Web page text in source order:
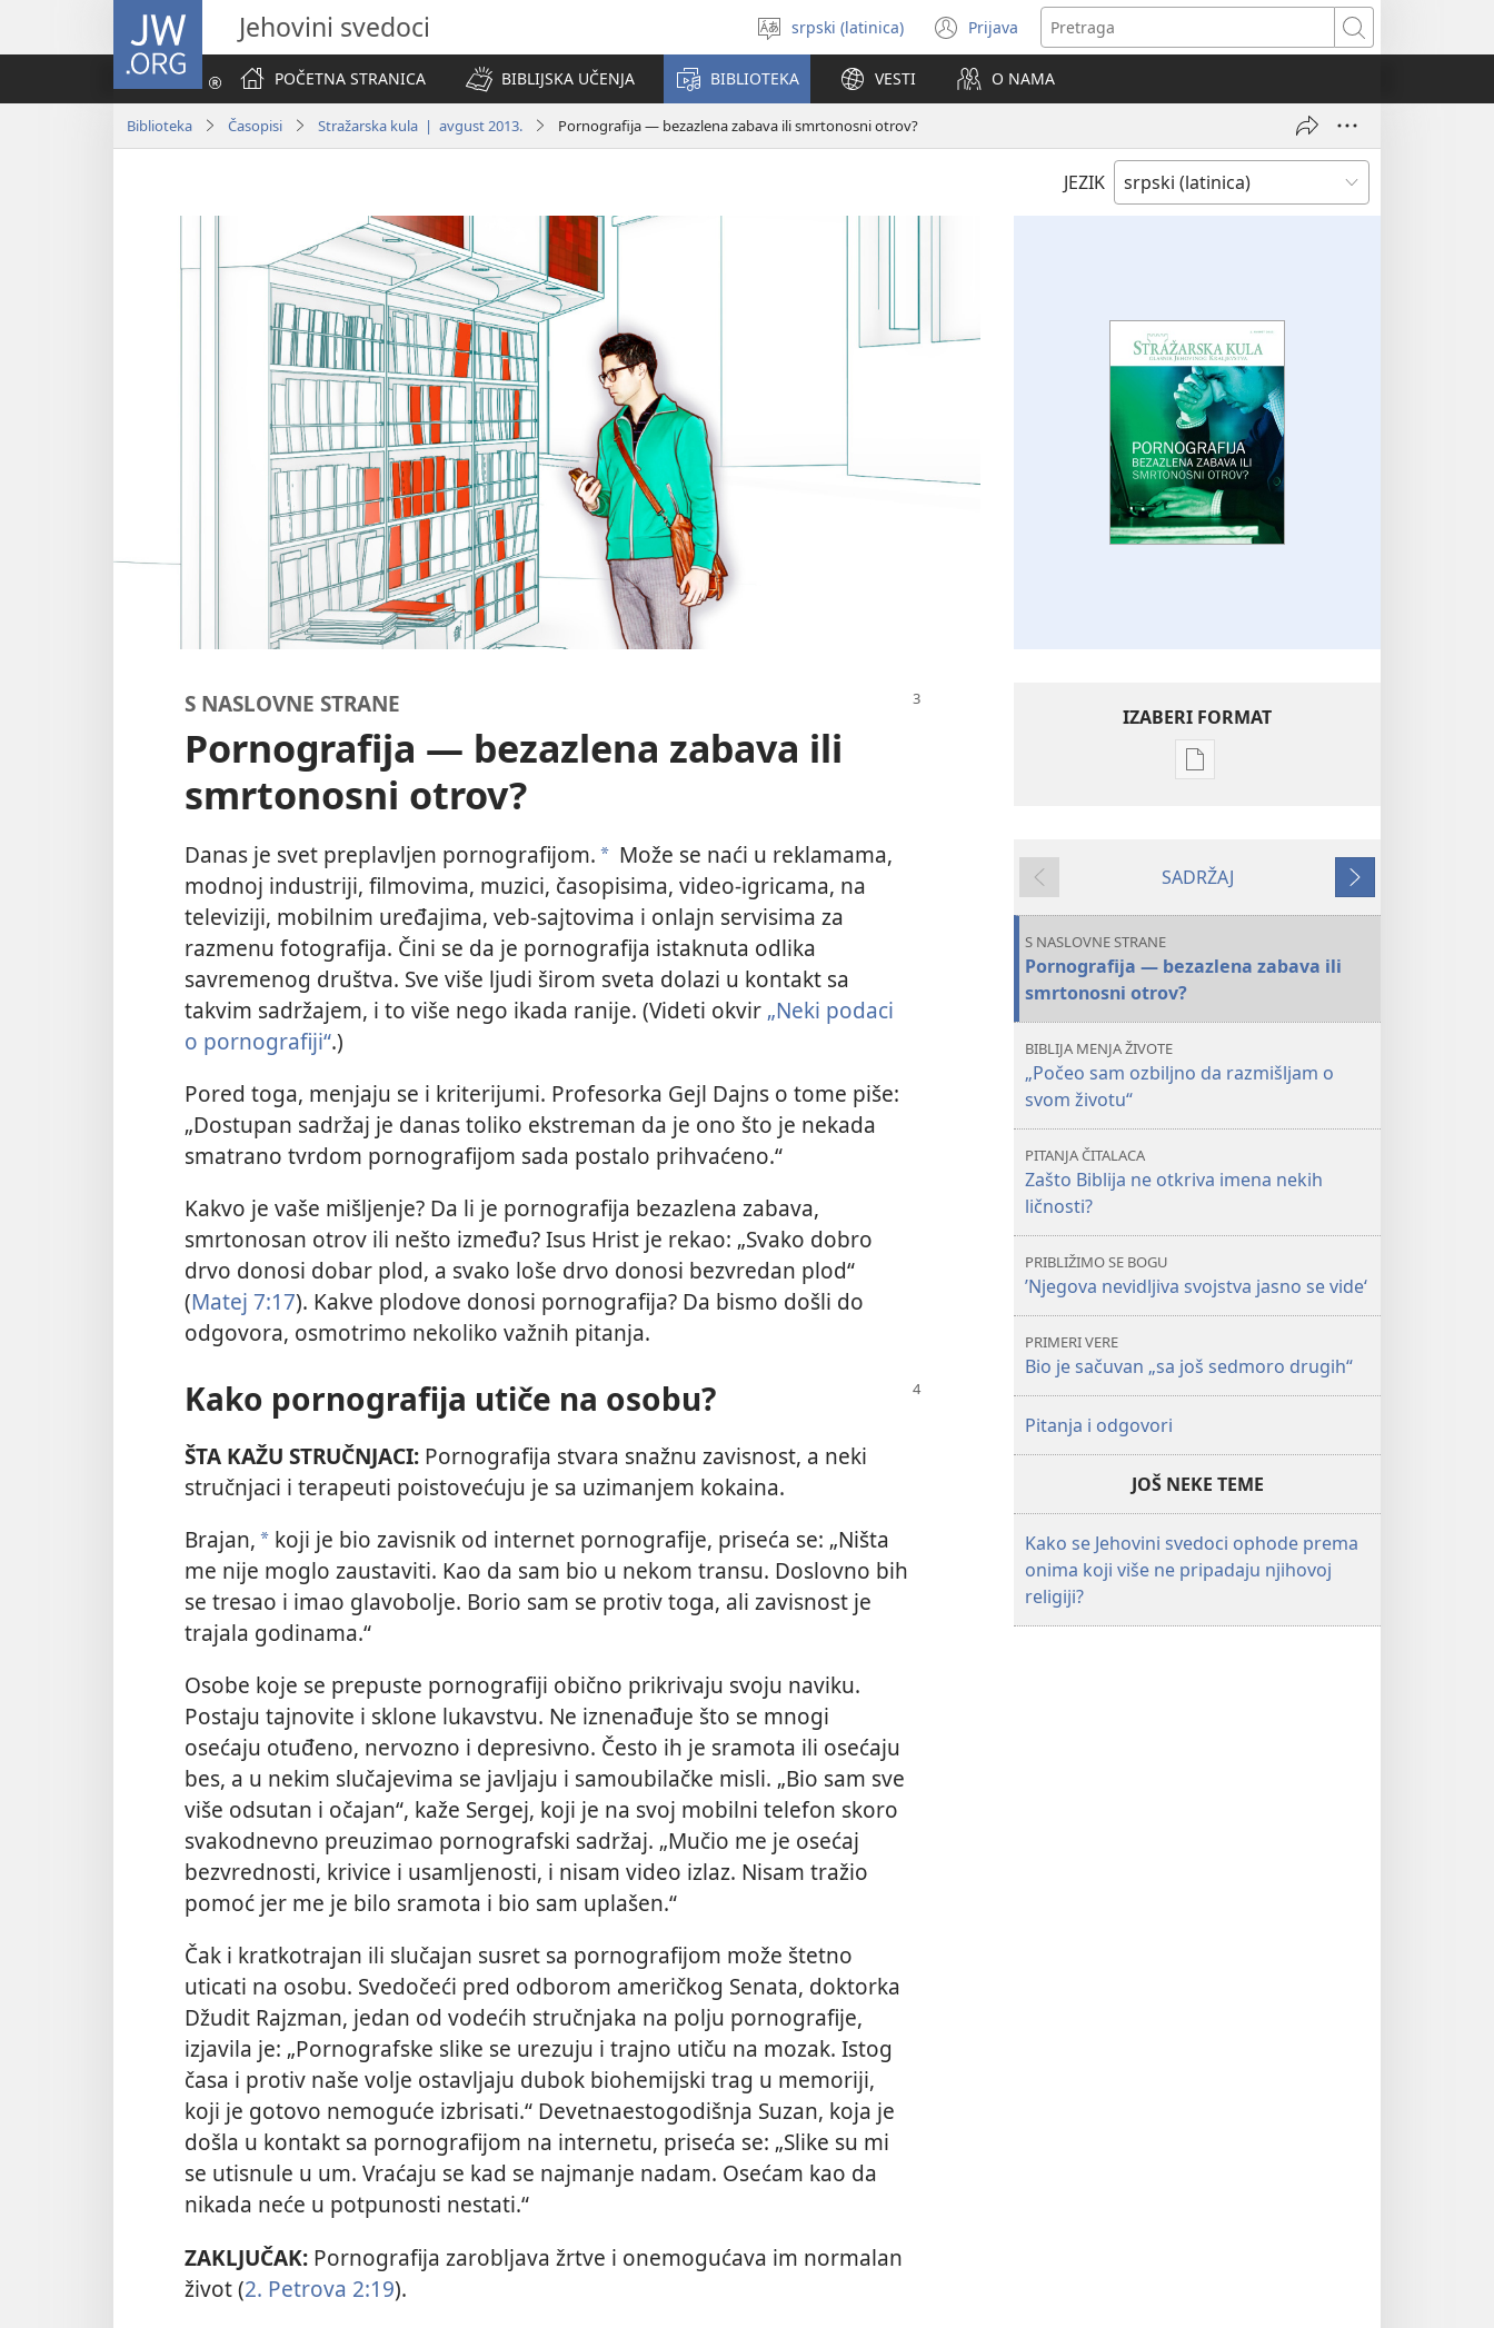
JW.ORG Jehovini svedoci
Izaberi
jezik
srpski (latinica) Prijava
(otvara
novi
prozor)
Pretraga
POČETNA STRANICA
BIBLIJSKA UČENJA BIBLIOTEKA VESTI O NAMA
Biblioteka Časopisi Stražarska kula | avgust 2013. Pornografija — bezazlena zabava ili smrtonosni otrov?
JEZIK
S NASLOVNE STRANE
Pornografija — bezazlena zabava ili
smrtonosni otrov?
Danas je svet preplavljen pornografijom. * Može se naći u reklamama,
modnoj industriji, filmovima, muzici, časopisima, video-igricama, na
televiziji, mobilnim uređajima, veb-sajtovima i onlajn servisima za
razmenu fotografija. Čini se da je pornografija istaknuta odlika
savremenog društva. Sve više ljudi širom sveta dolazi u kontakt sa
takvim sadržajem, i to više nego ikada ranije. (Videti okvir „Neki podaci
o pornografiji“.)
Pored toga, menjaju se i kriterijumi. Profesorka Gejl Dajns o tome piše:
„Dostupan sadržaj je danas toliko ekstreman da je ono što je nekada
smatrano tvrdom pornografijom sada postalo prihvaćeno.“
Kakvo je vaše mišljenje? Da li je pornografija bezazlena zabava,
smrtonosan otrov ili nešto između? Isus Hrist je rekao: „Svako dobro
drvo donosi dobar plod, a svako loše drvo donosi bezvredan plod“
(Matej 7:17). Kakve plodove donosi pornografija? Da bismo došli do
odgovora, osmotrimo nekoliko važnih pitanja.
Kako pornografija utiče na osobu?
ŠTA KAŽU STRUČNJACI: Pornografija stvara snažnu zavisnost, a neki
stručnjaci i terapeuti poistovećuju je sa uzimanjem kokaina.
Brajan, * koji je bio zavisnik od internet pornografije, priseća se: „Ništa
me nije moglo zaustaviti. Kao da sam bio u nekom transu. Doslovno bih
se tresao i imao glavobolje. Borio sam se protiv toga, ali zavisnost je
trajala godinama.“
Osobe koje se prepuste pornografiji obično prikrivaju svoju naviku.
Postaju tajnovite i sklone lukavstvu. Ne iznenađuje što se mnogi
osećaju otuđeno, nervozno i depresivno. Često ih je sramota ili osećaju
bes, a u nekim slučajevima se javljaju i samoubilačke misli. „Bio sam sve
više odsutan i očajan“, kaže Sergej, koji je na svoj mobilni telefon skoro
svakodnevno preuzimao pornografski sadržaj. „Mučio me je osećaj
bezvrednosti, krivice i usamljenosti, i nisam video izlaz. Nisam tražio
pomoć jer me je bilo sramota i bio sam uplašen.“
Čak i kratkotrajan ili slučajan susret sa pornografijom može štetno
uticati na osobu. Svedočeći pred odborom američkog Senata, doktorka
Džudit Rajzman, jedan od vodećih stručnjaka na polju pornografije,
izjavila je: „Pornografske slike se urezuju i trajno utiču na mozak. Istog
časa i protiv naše volje ostavljaju dubok biohemijski trag u memoriji,
koji je gotovo nemoguće izbrisati.“ Devetnaestogodišnja Suzan, koja je
došla u kontakt sa pornografijom na internetu, priseća se: „Slike su mi
se utisnule u um. Vraćaju se kad se najmanje nadam. Osećam kao da
nikada neće u potpunosti nestati.“
ZAKLJUČAK: Pornografija zarobljava žrtve i onemogućava im normalan
život (2. Petrova 2:19).
IZABERI FORMAT
Formati
publikacija
Pornografija
ili
smrtonosni
Prethodno
SADRŽAJ
Sledeće
S NASLOVNE STRANE
Pornografija — bezazlena zabava ili
smrtonosni otrov?
BIBLIJA MENJA ŽIVOTE
„Počeo sam ozbiljno da razmišljam o
svom životu“
PITANJA ČITALACA
Zašto Biblija ne otkriva imena nekih
ličnosti?
PRIBLIŽIMO SE BOGU
’Njegova nevidljiva svojstva jasno se vide‘
PRIMERI VERE
Bio je sačuvan „sa još sedmoro drugih“
Pitanja i odgovori
JOŠ NEKE TEME
Kako se Jehovini svedoci ophode prema
onima koji više ne pripadaju njihovoj
religiji?